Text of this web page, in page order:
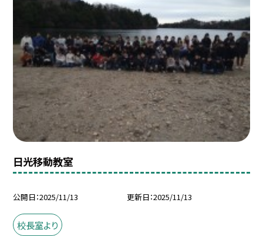
日光移動教室
公開日 2025/11/13 更新日 2025/11/13
校長室より